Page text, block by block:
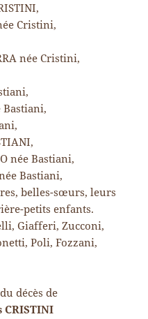
Cristini,
née Cristini,
Bastiani,
née Bastiani,
Bastiani,
belles-sœurs, leurs
petits enfants.
Giafferi, Zucconi,
Poli, Fozzani,
décès de
CRISTINI